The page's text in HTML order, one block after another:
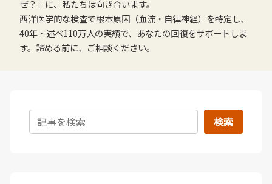
ぜ？」に、私たちは向き合います。
西洋医学的な検査で根本原因（血流・自律神経）を特定し、
40年・述べ110万人の実績で、あなたの回復をサポートしま
す。諦める前に、ご相談ください。
検索